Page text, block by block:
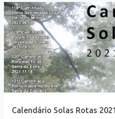
Calendário Solas Rotas